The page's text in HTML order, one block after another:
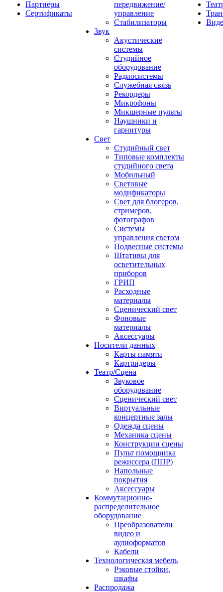
Партнеры
Сертификаты
передвижение/
управление
Стабилизаторы
Звук
Акустические
системы
Студийное
оборудование
Радиосистемы
Служебная связь
Рекордеры
Микрофоны
Микшерные пульты
Наушники и
гарнитуры
Свет
Студийный свет
Типовые комплекты
студийного света
Мобильный
Световые
модификаторы
Свет для блогеров,
стримеров,
фотографов
Системы
управления светом
Подвесные системы
Штативы для
осветительных
приборов
ГРИП
Расходные
материалы
Сценический свет
Фоновые
материалы
Аксессуары
Носители данных
Карты памяти
Картридеры
Театр/Сцена
Звуковое
оборудование
Сценический свет
Виртуальные
концертные залы
Одежда сцены
Механика сцены
Конструкции сцены
Пульт помощника
режиссера (ППР)
Напольные
покрытия
Аксессуары
Коммутационно-
распределительное
оборудование
Преобразователи
видео и
аудиоформатов
Кабели
Технологическая мебель
Рэковые стойки,
шкафы
Распродажа